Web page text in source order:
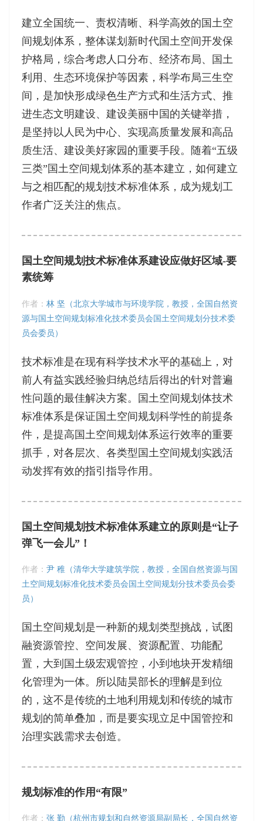
建立全国统一、责权清晰、科学高效的国土空
间规划体系，整体谋划新时代国土空间开发保
护格局，综合考虑人口分布、经济布局、国土
利用、生态环境保护等因素，科学布局三生空
间，是加快形成绿色生产方式和生活方式、推
进生态文明建设、建设美丽中国的关键举措，
是坚持以人民为中心、实现高质量发展和高品
质生活、建设美好家园的重要手段。随着“五级
三类”国土空间规划体系的基本建立，如何建立
与之相匹配的规划技术标准体系，成为规划工
作者广泛关注的焦点。
国土空间规划技术标准体系建设应做好区域-要
素统筹
作者： 林 坚（北京大学城市与环境学院，教授，全国自然资
源与国土空间规划标准化技术委员会国土空间规划分技术委
员会委员）
技术标准是在现有科学技术水平的基础上，对
前人有益实践经验归纳总结后得出的针对普遍
性问题的最佳解决方案。国土空间规划体技术
标准体系是保证国土空间规划科学性的前提条
件，是提高国土空间规划体系运行效率的重要
抓手，对各层次、各类型国土空间规划实践活
动发挥有效的指引指导作用。
国土空间规划技术标准体系建立的原则是“让子
弹飞一会儿”！
作者： 尹 稚（清华大学建筑学院，教授，全国自然资源与国
土空间规划标准化技术委员会国土空间规划分技术委员会委
员）
国土空间规划是一种新的规划类型挑战，试图
融资源管控、空间发展、资源配置、功能配
置，大到国土级宏观管控，小到地块开发精细
化管理为一体。所以陆昊部长的理解是到位
的，这不是传统的土地利用规划和传统的城市
规划的简单叠加，而是要实现立足中国管控和
治理实践需求去创造。
规划标准的作用“有限”
作者： 张 勤（杭州市规划和自然资源局副局长，全国自然资